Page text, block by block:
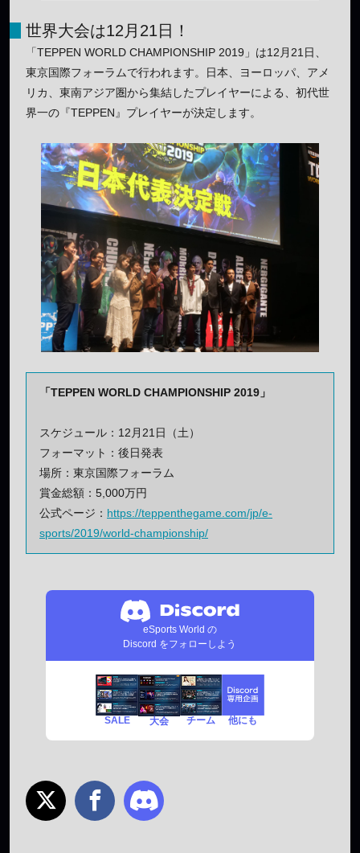
世界大会は12月21日！
「TEPPEN WORLD CHAMPIONSHIP 2019」は12月21日、
東京国際フォーラムで行われます。日本、ヨーロッパ、アメ
リカ、東南アジア圏から集結したプレイヤーによる、初代世
界一の『TEPPEN』プレイヤーが決定します。
「TEPPEN WORLD CHAMPIONSHIP 2019」
スケジュール：12月21日（土）
フォーマット：後日発表
場所：東京国際フォーラム
賞金総額：5,000万円
公式ページ： https://teppenthegame.com/jp/e-
sports/2019/world-championship/
eSports World の
Discord をフォローしよう
SALE 大会 チーム 他にも